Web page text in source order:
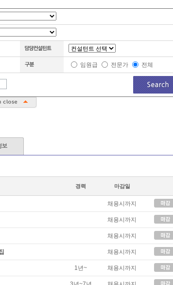
임원급 전문가 전체
보
경력 마감일
채용시까지
채용시까지
채용시까지
채용시까지
1년~ 채용시까지